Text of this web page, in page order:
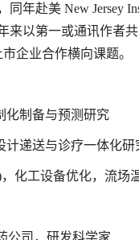
年赴美 New Jersey
来以第一或通讯作者
企业合作横向课题。
化制备与预测研究
计递送与诊疗一体化研
化工设备优化，流场
公司，研发科学家